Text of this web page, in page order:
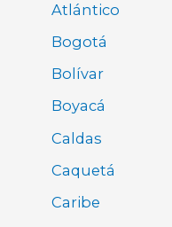
Atlántico
Bogotá
Bolívar
Boyacá
Caldas
Caquetá
Caribe